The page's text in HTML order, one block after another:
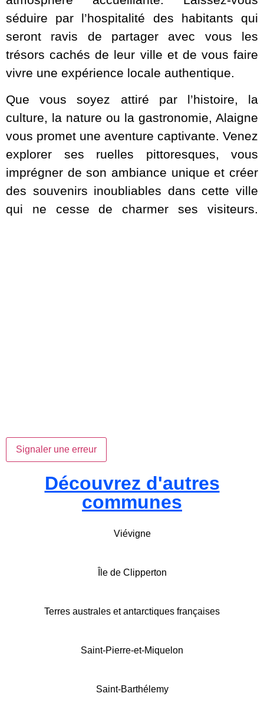
séduire par l’hospitalité des habitants qui
seront ravis de partager avec vous les
trésors cachés de leur ville et de vous faire
vivre une expérience locale authentique.
Que vous soyez attiré par l’histoire, la
culture, la nature ou la gastronomie, Alaigne
vous promet une aventure captivante. Venez
explorer ses ruelles pittoresques, vous
imprégner de son ambiance unique et créer
des souvenirs inoubliables dans cette ville
qui ne cesse de charmer ses visiteurs.
Signaler une erreur
Découvrez d'autres
communes
Viévigne
Île de Clipperton
Terres australes et antarctiques françaises
Saint-Pierre-et-Miquelon
Saint-Barthélemy